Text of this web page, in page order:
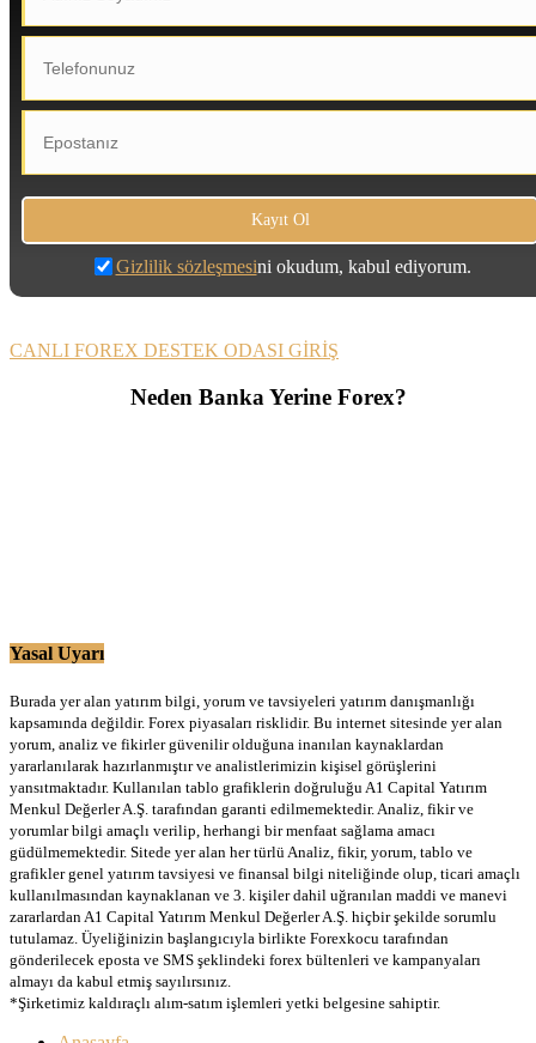
Gizlilik sözleşmesini okudum, kabul ediyorum.
CANLI FOREX DESTEK ODASI GİRİŞ
Neden Banka Yerine Forex?
Yasal Uyarı
Burada yer alan yatırım bilgi, yorum ve tavsiyeleri yatırım danışmanlığı
kapsamında değildir. Forex piyasaları risklidir. Bu internet sitesinde yer alan
yorum, analiz ve fikirler güvenilir olduğuna inanılan kaynaklardan
yararlanılarak hazırlanmıştır ve analistlerimizin kişisel görüşlerini
yansıtmaktadır. Kullanılan tablo grafiklerin doğruluğu A1 Capital Yatırım
Menkul Değerler A.Ş. tarafından garanti edilmemektedir. Analiz, fikir ve
yorumlar bilgi amaçlı verilip, herhangi bir menfaat sağlama amacı
güdülmemektedir. Sitede yer alan her türlü Analiz, fikir, yorum, tablo ve
grafikler genel yatırım tavsiyesi ve finansal bilgi niteliğinde olup, ticari amaçlı
kullanılmasından kaynaklanan ve 3. kişiler dahil uğranılan maddi ve manevi
zararlardan A1 Capital Yatırım Menkul Değerler A.Ş. hiçbir şekilde sorumlu
tutulamaz. Üyeliğinizin başlangıcıyla birlikte Forexkocu tarafından
gönderilecek eposta ve SMS şeklindeki forex bültenleri ve kampanyaları
almayı da kabul etmiş sayılırsınız.
*Şirketimiz kaldıraçlı alım-satım işlemleri yetki belgesine sahiptir.